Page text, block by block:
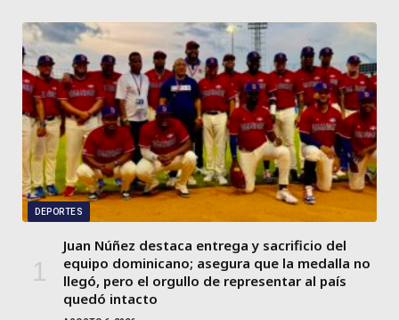
DEPORTES
Juan Núñez destaca entrega y sacrificio del
equipo dominicano; asegura que la medalla no
llegó, pero el orgullo de representar al país
quedó intacto